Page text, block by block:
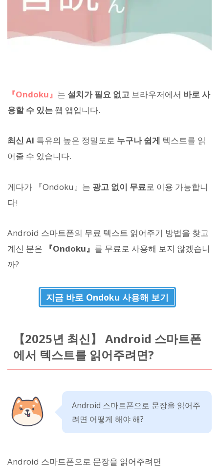
『Ondoku』 는 설치가 필요 없고 브라우저에서 바로 사
용할 수 있는 웹 앱입니다.
최신 AI 특유의 높은 정밀도로 누구나 쉽게 텍스트를 읽
어줄 수 있습니다.
게다가 『Ondoku』는 광고 없이 무료 로 이용 가능합니
다!
Android 스마트폰의 무료 텍스트 읽어주기 방법을 찾고
계신 분은
『Ondoku』 를 무료로 사용해 보지 않겠습니
까?
지금 바로 Ondoku 사용해 보기
【2025년 최신】 Android 스마트폰
에서 텍스트를 읽어주려면?
Android 스마트폰으로 문장을 읽어주
려면 어떻게 해야 해?
Android 스마트폰으로 문장을 읽어주려면